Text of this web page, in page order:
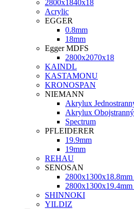
2800х1840х18
Acrylic
EGGER
0.8mm
18mm
Egger MDFS
2800x2070x18
KAINDL
KASTAMONU
KRONOSPAN
NIEMANN
Akrylux
Akrylux Obojstranný
Spectrum
PFLEIDERER
19.9mm
19mm
REHAU
SENOSAN
2800x1300x18.8mm
2800x1300x19.4mm
SHINNOKI
YILDIZ